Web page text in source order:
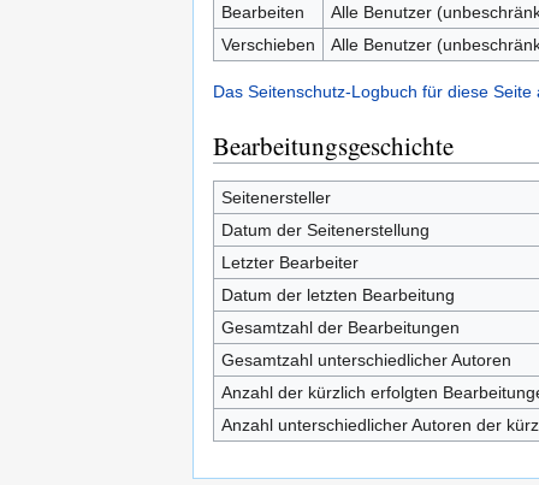
Bearbeiten
Alle Benutzer
Verschieben
Alle Benutzer
Das Seitenschutz-Logbuch für diese Seite
Bearbeitungsgeschichte
Seitenersteller
Datum der Seitenerstellung
Letzter Bearbeiter
Datum der letzten Bearbeitung
Gesamtzahl der Bearbeitungen
Gesamtzahl unterschiedlicher Autoren
Anzahl der kürzlich erfolgten
Anzahl unterschiedlicher Autoren der